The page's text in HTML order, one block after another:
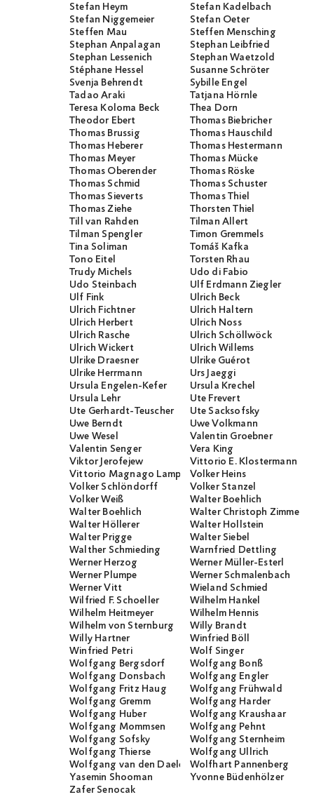
Stefan Heym
Stefan Kadelbach
Stefan Niggemeier
Stefan Oeter
Steffen Mau
Steffen Mensching
Stephan Anpalagan
Stephan Leibfried
Stephan Lessenich
Stephan Waetzold
Stéphane Hessel
Susanne Schröter
Svenja Behrendt
Sybille Engel
Tadao Araki
Tatjana Hörnle
Teresa Koloma Beck
Thea Dorn
Theodor Ebert
Thomas Biebricher
Thomas Brussig
Thomas Hauschild
Thomas Heberer
Thomas Hestermann
Thomas Meyer
Thomas Mücke
Thomas Oberender
Thomas Röske
Thomas Schmid
Thomas Schuster
Thomas Sieverts
Thomas Thiel
Thomas Ziehe
Thorsten Thiel
Till van Rahden
Tilman Allert
Tilman Spengler
Timon Gremmels
Tina Soliman
Tomáš Kafka
Tono Eitel
Torsten Rhau
Trudy Michels
Udo di Fabio
Udo Steinbach
Ulf Erdmann Ziegler
Ulf Fink
Ulrich Beck
Ulrich Fichtner
Ulrich Haltern
Ulrich Herbert
Ulrich Noss
Ulrich Rasche
Ulrich Schöllwöck
Ulrich Wickert
Ulrich Willems
Ulrike Draesner
Ulrike Guérot
Ulrike Herrmann
Urs Jaeggi
Ursula Engelen-Kefer
Ursula Krechel
Ursula Lehr
Ute Frevert
Ute Gerhardt-Teuscher
Ute Sacksofsky
Uwe Berndt
Uwe Volkmann
Uwe Wesel
Valentin Groebner
Valentin Senger
Vera King
Viktor Jerofejew
Vittorio E. Klostermann
Vittorio Magnago LampugnaniVolker Heins
Volker Schlöndorff
Volker Stanzel
Volker Weiß
Walter Boehlich
Walter Boehlich
Walter Christoph Zimmerli
Walter Höllerer
Walter Hollstein
Walter Prigge
Walter Siebel
Walther Schmieding
Warnfried Dettling
Werner Herzog
Werner Müller-Esterl
Werner Plumpe
Werner Schmalenbach
Werner Vitt
Wieland Schmied
Wilfried F. Schoeller
Wilhelm Hankel
Wilhelm Heitmeyer
Wilhelm Hennis
Wilhelm von Sternburg
Willy Brandt
Willy Hartner
Winfried Böll
Winfried Petri
Wolf Singer
Wolfgang Bergsdorf
Wolfgang Bonß
Wolfgang Donsbach
Wolfgang Engler
Wolfgang Fritz Haug
Wolfgang Frühwald
Wolfgang Gremm
Wolfgang Harder
Wolfgang Huber
Wolfgang Kraushaar
Wolfgang Mommsen
Wolfgang Pehnt
Wolfgang Sofsky
Wolfgang Sternheim
Wolfgang Thierse
Wolfgang Ullrich
Wolfgang van den Daele
Wolfhart Pannenberg
Yasemin Shooman
Yvonne Büdenhölzer
Zafer Senocak